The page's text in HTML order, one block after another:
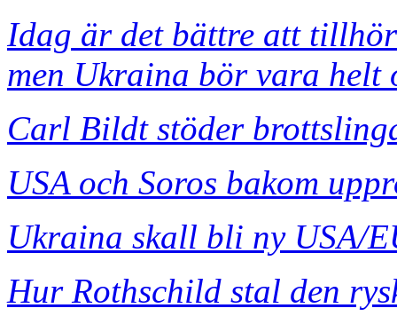
Idag är det bättre att
men Ukraina bör vara helt
Carl Bildt stöder
USA och Soros bakom
Ukraina skall bli ny USA/
Hur Rothschild stal den